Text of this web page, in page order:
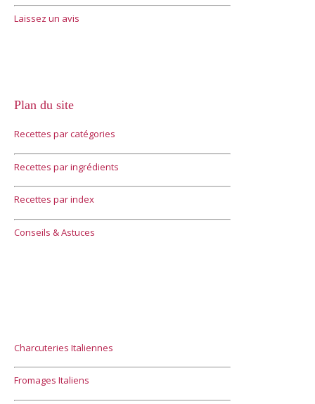
Laissez un avis
Plan du site
Recettes par catégories
Recettes par ingrédients
Recettes par index
Conseils & Astuces
Charcuteries Italiennes
Fromages Italiens